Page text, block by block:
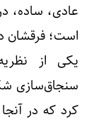
عادی، ساده،
است؛ فرقشان
یکی از
سنجاق‌سازی
کرد که در